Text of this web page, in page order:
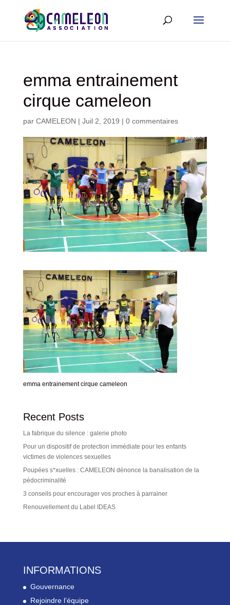
emma entrainement
cirque cameleon
par CAMELEON | Juil 2, 2019 | 0 commentaires
emma entrainement cirque cameleon
Recent Posts
La fabrique du silence : galerie photo
Pour un dispositif de protection immédiate pour les enfants
victimes de violences sexuelles
Poupées s*xuelles : CAMELEON dénonce la banalisation de la
pédocriminalité
3 conseils pour encourager vos proches à parrainer
Renouvellement du Label IDEAS
INFORMATIONS
Gouvernance
Rejoindre l’équipe